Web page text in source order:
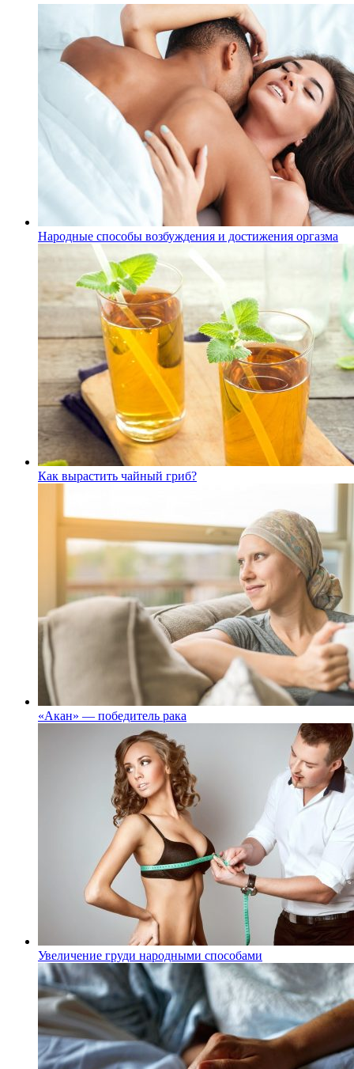
Народные способы возбуждения и достижения оргазма
Как вырастить чайный гриб?
«Акан» — победитель рака
Увеличение груди народными способами